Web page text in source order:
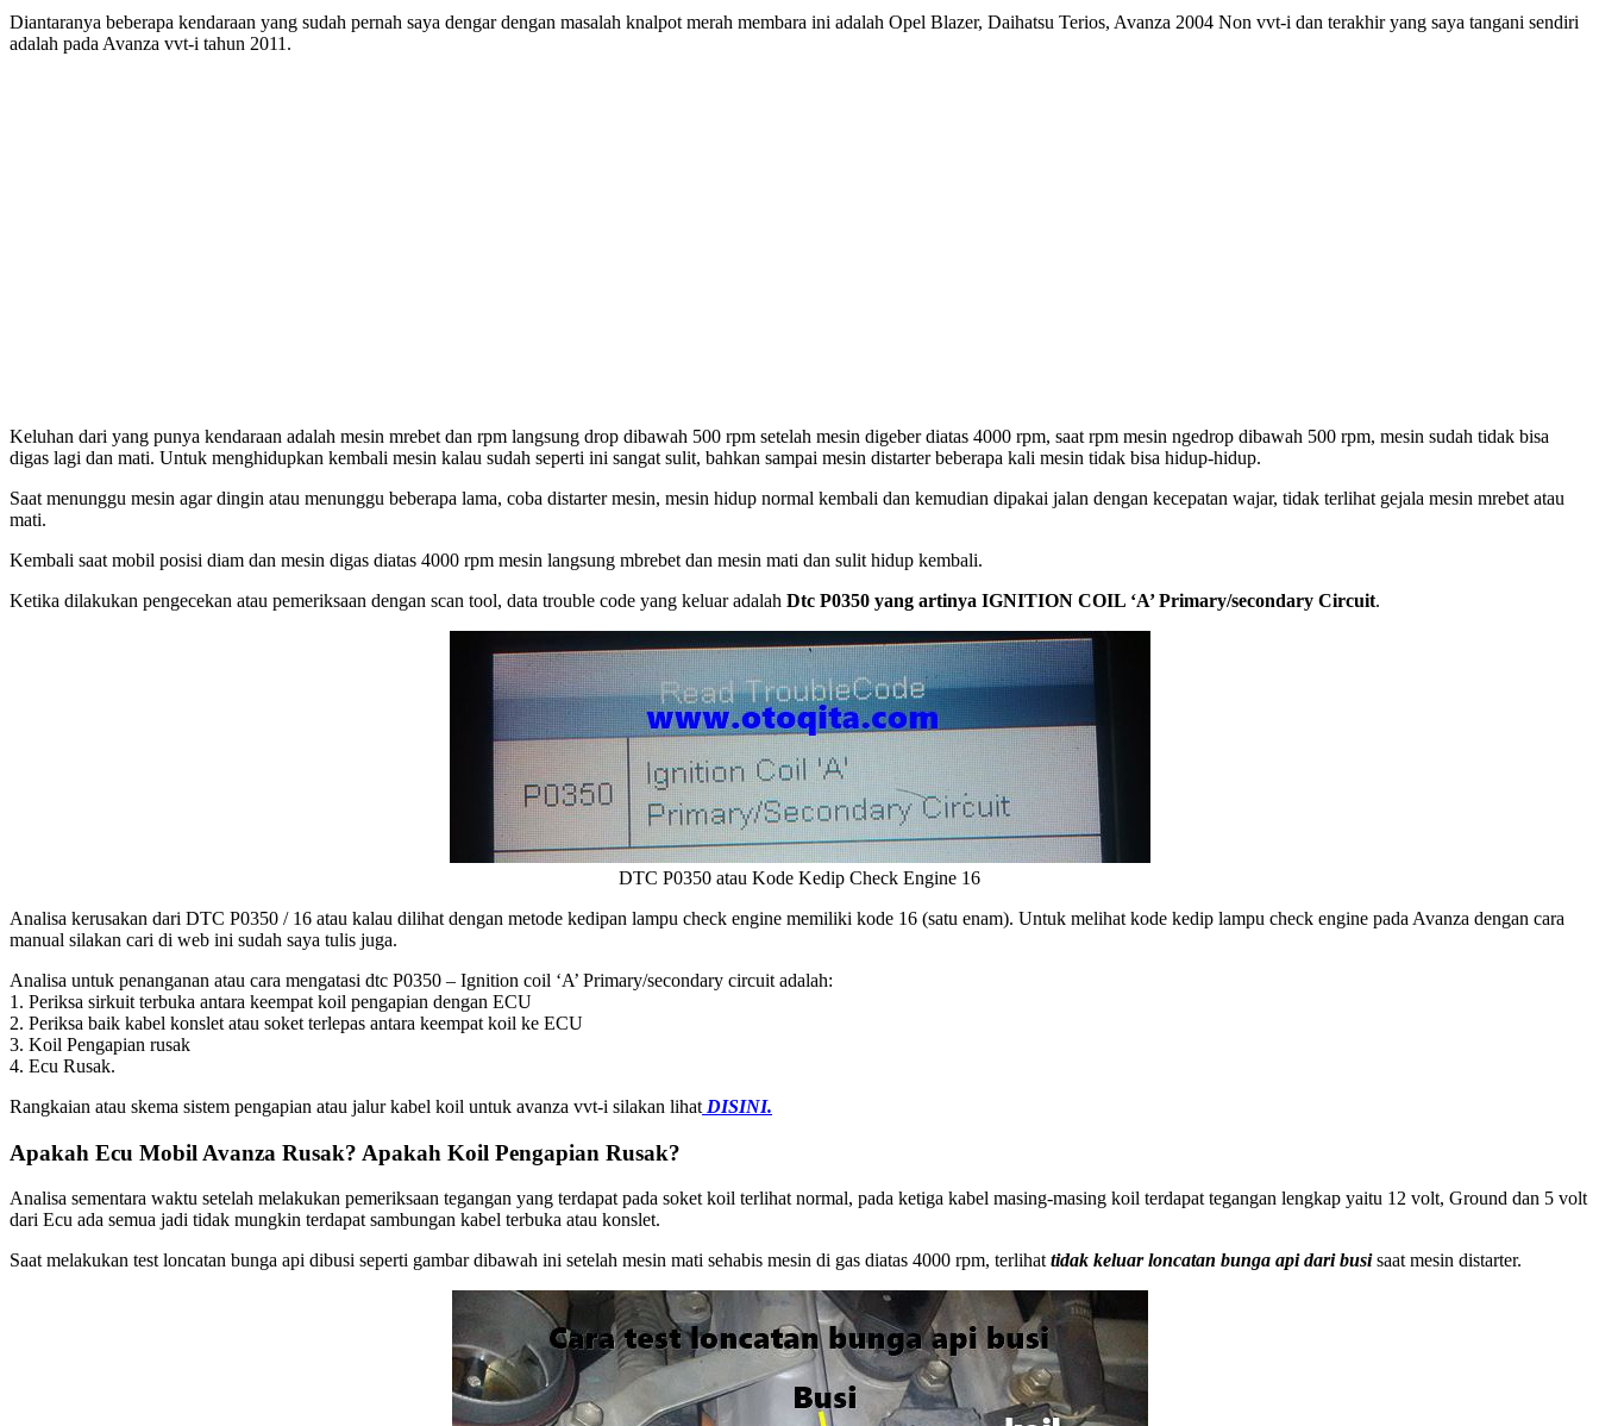
Diantaranya beberapa kendaraan yang sudah pernah saya dengar dengan masalah knalpot merah membara ini adalah Opel Blazer, Daihatsu Terios, Avanza 2004 Non vvt-i dan terakhir yang saya tangani sendiri
adalah pada Avanza vvt-i tahun 2011.
Keluhan dari yang punya kendaraan adalah mesin mrebet dan rpm langsung drop dibawah 500 rpm setelah mesin digeber diatas 4000 rpm, saat rpm mesin ngedrop dibawah 500 rpm, mesin sudah tidak bisa
digas lagi dan mati. Untuk menghidupkan kembali mesin kalau sudah seperti ini sangat sulit, bahkan sampai mesin distarter beberapa kali mesin tidak bisa hidup-hidup.
Saat menunggu mesin agar dingin atau menunggu beberapa lama, coba distarter mesin, mesin hidup normal kembali dan kemudian dipakai jalan dengan kecepatan wajar, tidak terlihat gejala mesin mrebet atau
mati.
Kembali saat mobil posisi diam dan mesin digas diatas 4000 rpm mesin langsung mbrebet dan mesin mati dan sulit hidup kembali.
Ketika dilakukan pengecekan atau pemeriksaan dengan scan tool, data trouble code yang keluar adalah Dtc P0350 yang artinya IGNITION COIL ‘A’ Primary/secondary Circuit.
DTC P0350 atau Kode Kedip Check Engine 16
Analisa kerusakan dari DTC P0350 / 16 atau kalau dilihat dengan metode kedipan lampu check engine memiliki kode 16 (satu enam). Untuk melihat kode kedip lampu check engine pada Avanza dengan cara
manual silakan cari di web ini sudah saya tulis juga.
Analisa untuk penanganan atau cara mengatasi dtc P0350 – Ignition coil ‘A’ Primary/secondary circuit adalah:
1. Periksa sirkuit terbuka antara keempat koil pengapian dengan ECU
2. Periksa baik kabel konslet atau soket terlepas antara keempat koil ke ECU
3. Koil Pengapian rusak
4. Ecu Rusak.
Rangkaian atau skema sistem pengapian atau jalur kabel koil untuk avanza vvt-i silakan lihat DISINI.
Apakah Ecu Mobil Avanza Rusak? Apakah Koil Pengapian Rusak?
Analisa sementara waktu setelah melakukan pemeriksaan tegangan yang terdapat pada soket koil terlihat normal, pada ketiga kabel masing-masing koil terdapat tegangan lengkap yaitu 12 volt, Ground dan 5 volt
dari Ecu ada semua jadi tidak mungkin terdapat sambungan kabel terbuka atau konslet.
Saat melakukan test loncatan bunga api dibusi seperti gambar dibawah ini setelah mesin mati sehabis mesin di gas diatas 4000 rpm, terlihat tidak keluar loncatan bunga api dari busisaat mesin distarter.